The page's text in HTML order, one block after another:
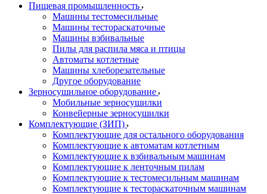
Пищевая промышленность
Машины тестомесильные
Машины тестораскаточные
Машины взбивальные
Пилы для распила мяса и птицы
Автоматы котлетные
Машины хлеборезательные
Другое оборудование
Зерносушильное оборудование
Мобильные зерносушилки
Конвейерные зерносушилки
Комплектующие (ЗИП)
Комплектующие для остального оборудования
Комплектующие к автоматам котлетным
Комплектующие к взбивальным машинам
Комплектующие к ленточным пилам
Комплектующие к тестомесильным машинам
Комплектующие к тестораскаточным машинам